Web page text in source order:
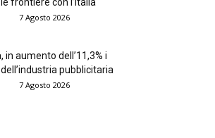
frontiere con l’Italia
7 Agosto 2026
in aumento dell’11,3% i
pubblicitaria
7 Agosto 2026